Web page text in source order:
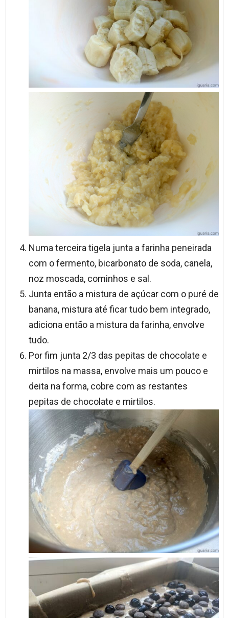
Numa terceira tigela junta a farinha peneirada
com o fermento, bicarbonato de soda, canela,
noz moscada, cominhos e sal.
Junta então a mistura de açúcar com o puré de
banana, mistura até ficar tudo bem integrado,
adiciona então a mistura da farinha, envolve
tudo.
Por fim junta 2/3 das pepitas de chocolate e
mirtilos na massa, envolve mais um pouco e
deita na forma, cobre com as restantes
pepitas de chocolate e mirtilos.